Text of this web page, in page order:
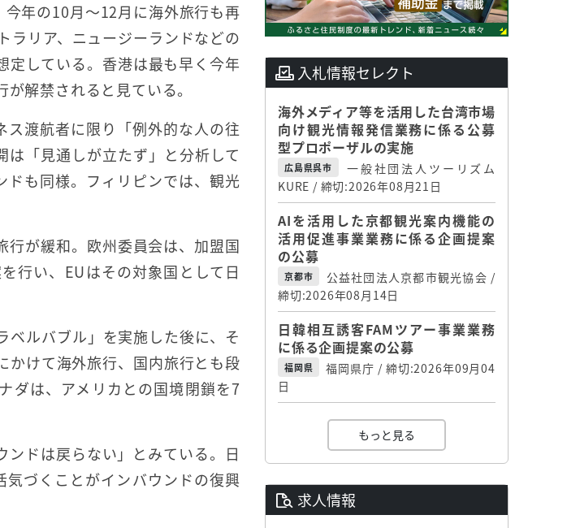
年の10月～12月に海外旅行も再
ラリア、ニュージーランドなどの
している。香港は最も早く今年
解禁されると見ている。
渡航者に限り「例外的な人の往
「見通しが立たず」と分析して
ドも同様。フィリピンでは、観光
が緩和。欧州委員会は、加盟国
行い、EUはその対象国として日
ルバブル」を実施した後に、そ
かけて海外旅行、国内旅行とも段
ダは、アメリカとの国境閉鎖を7
ドは戻らない」とみている。日
づくことがインバウンドの復興
入札情報セレクト
海外メディア等を活用した台湾市場
向け観光情報発信業務に係る公募
型プロポーザルの実施
広島県呉市
一般社団法人ツーリズム
KURE / 締切:2026年08月21日
AIを活用した京都観光案内機能の
活用促進事業業務に係る企画提案
の公募
京都市
公益社団法人京都市観光協会 /
締切:2026年08月14日
日韓相互誘客FAMツアー事業業務
に係る企画提案の公募
福岡県
福岡県庁 / 締切:2026年09月04
日
もっと見る
求人情報